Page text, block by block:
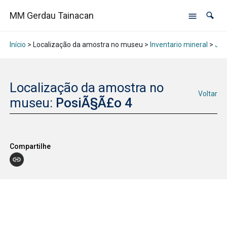
MM Gerdau Tainacan
Início > Localização da amostra no museu > Inventario mineral >
Localização da amostra no
museu: PosiÃ§Ã£o 4
Voltar
Compartilhe